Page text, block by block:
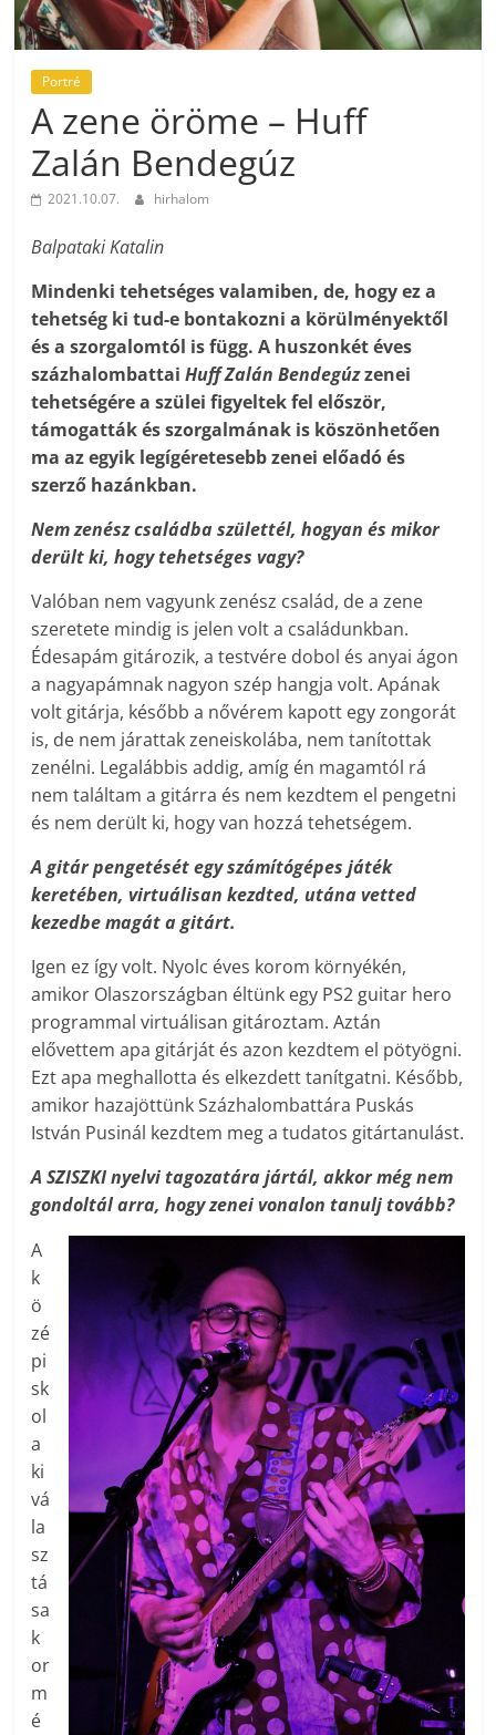
Portré
A zene öröme – Huff
Zalán Bendegúz
2021.10.07. hirhalom
Balpataki Katalin
Mindenki tehetséges valamiben, de, hogy ez a
tehetség ki tud-e bontakozni a körülményektől
és a szorgalomtól is függ. A huszonkét éves
százhalombattai Huff Zalán Bendegúzzenei
tehetségére a szülei figyeltek fel először,
támogatták és szorgalmának is köszönhetően
ma az egyik legígéretesebb zenei előadó és
szerző hazánkban.
Nem zenész családba születtél, hogyan és mikor
derült ki, hogy tehetséges vagy?
Valóban nem vagyunk zenész család, de a zene
szeretete mindig is jelen volt a családunkban.
Édesapám gitározik, a testvére dobol és anyai ágon
a nagyapámnak nagyon szép hangja volt. Apának
volt gitárja, később a nővérem kapott egy zongorát
is, de nem járattak zeneiskolába, nem tanítottak
zenélni. Legalábbis addig, amíg én magamtól rá
nem találtam a gitárra és nem kezdtem el pengetni
és nem derült ki, hogy van hozzá tehetségem.
A gitár pengetését egy számítógépes játék
keretében, virtuálisan kezdted, utána vetted
kezedbe magát a gitárt.
Igen ez így volt. Nyolc éves korom környékén,
amikor Olaszországban éltünk egy PS2 guitar hero
programmal virtuálisan gitároztam. Aztán
elővettem apa gitárját és azon kezdtem el pötyögni.
Ezt apa meghallotta és elkezdett tanítgatni. Később,
amikor hazajöttünk Százhalombattára Puskás
István Pusinál kezdtem meg a tudatos gitártanulást.
A SZISZKI nyelvi tagozatára jártál, akkor még nem
gondoltál arra, hogy zenei vonalon tanulj tovább?
A
k
ö
zé
pi
sk
ol
a
ki
vá
la
sz
tá
sa
k
or
m
é